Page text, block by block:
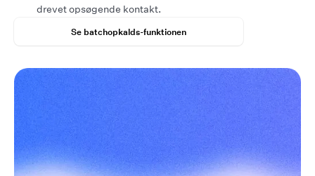
drevet opsøgende kontakt.
Se batchopkalds-funktionen